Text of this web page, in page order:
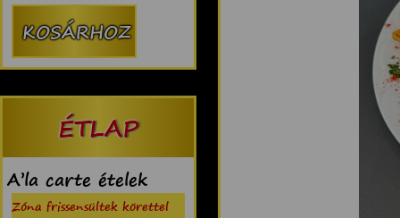
ÉTLAP
A’la carte ételek
Zóna frissensültek körettel